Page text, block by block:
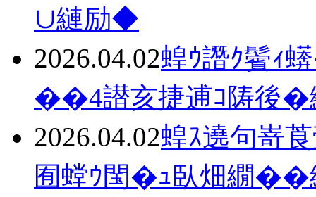
∪縺励◆
2026.04.02蝗ｳ譖ｸ鬢ｨ
��4譛亥捷逋ｺ陦後�
2026.04.02蝗ｽ遶句嵜
囿螳ｳ閠�ｭ臥畑繝��